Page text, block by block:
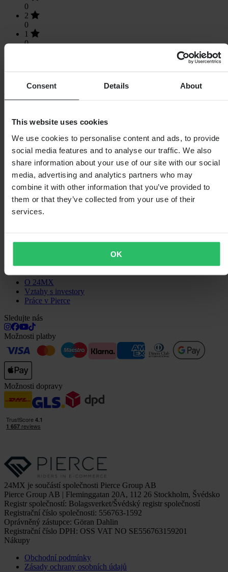
Consent Details About
This website uses cookies
We use cookies to personalise content and ads, to provide
social media features and to analyse our traffic. We also
share information about your use of our site with our social
media, advertising and analytics partners who may
combine it with other information that you’ve provided to
them or that they’ve collected from your use of their
services.
OK
0
2
0
1
0
Obchodní podmínky
Doprava a doručení
Platba
Vrácení
Právo na odstoupení
Informace o recyklaci
Reklamace a stížnosti
Stav objednávky
Prohlášení o shodě
O nás
O 24MX
Vztahy s investory
Práce v Pierce
Sledujte nás
Možnosti platby
Možnosti dopravy
24MX je součástí společnosti Pierce Group AB
Pierce Group AB | Fleminggatan 20A, 112 26 Stockholm, Švédsko
Registr společností: Bolagsverket/Švédský registr společností
Registrační číslo společnosti: 556763-1592
Oprávněný zástupce: Göran Dahlin
Registrační číslo DPH: OSS VAT NO SE556763159201
Nákupy
Obchodní podmínky
Zásady ochrany osobních údajů